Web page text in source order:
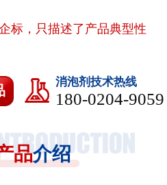
标，只描述了产品典型性
消泡剂技术热线
180-0204-9059
品介绍